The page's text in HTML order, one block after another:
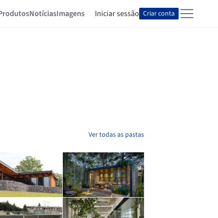
NotíciasImagens Iniciar sessão Criar conta
Ver todas as pastas